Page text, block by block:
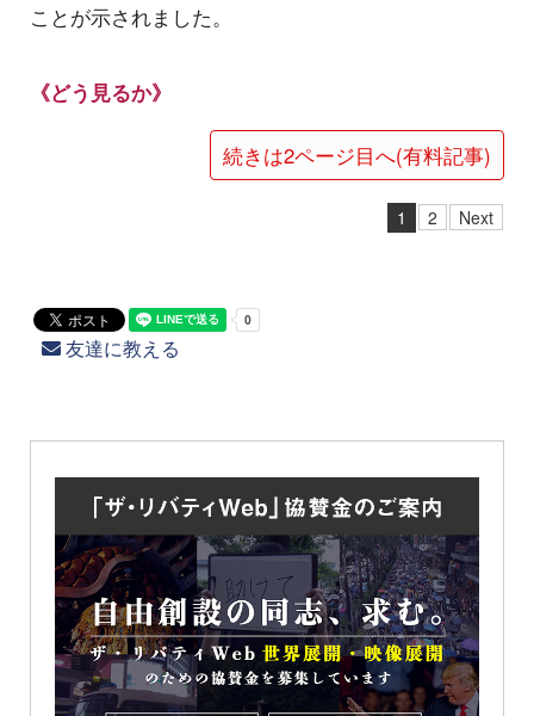
ことが示されました。
《どう見るか》
続きは2ページ目へ(有料記事)
1 2 Next
友達に教える